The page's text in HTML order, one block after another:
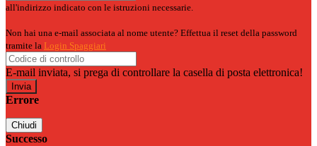
all'indirizzo indicato con le istruzioni necessarie.
Non hai una e-mail associata al nome utente? Effettua il reset della password
tramite la Login Spaggiari
E-mail inviata, si prega di controllare la casella di posta elettronica!
Errore
Chiudi
Successo